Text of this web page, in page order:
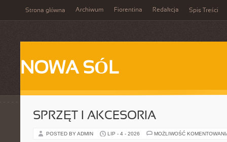
Strona główna Archiwum Fiorentina Redakcja Spis Treści
NOWA SÓL
SPRZĘT I AKCESORIA
POSTED BY ADMIN LIP - 4 - 2026 MOŻLIWOŚĆ